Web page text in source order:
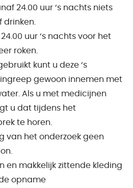
24.00 uur ‘s nachts niets
drinken.
uur ‘s nachts voor het
roken.
kunt u deze ‘s
gewoon innemen met
Als u met medicijnen
u dat tijdens het
te horen.
van het onderzoek geen
en makkelijk zittende kleding
opname